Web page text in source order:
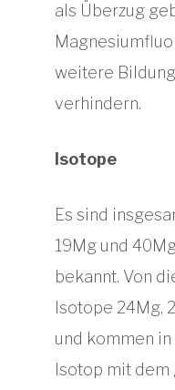
als Überzug
weitere
verhindern.
Isotope
Es sind
19Mg und
bekannt. Von
Isotope 24Mg,
und kommen
Isotop mit